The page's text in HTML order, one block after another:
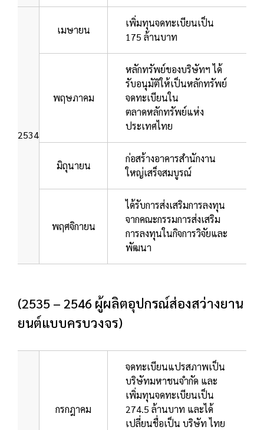
2534
เมษายน
เพิ่มทุนจดทะเบียนเป็น
175 ล้านบาท
พฤษภาคม
หลักทรัพย์ของบริษัทฯ ได้
รับอนุมัติให้เป็นหลักทรัพย์
จดทะเบียนใน
ตลาดหลักทรัพย์แห่ง
ประเทศไทย
มิถุนายน
ก่อสร้างอาคารสำนักงาน
ใหญ่เสร็จสมบูรณ์
พฤศจิกายน
ได้รับการส่งเสริมการลงทุน
จากคณะกรรมการส่งเสริม
การลงทุนในกิจการวิจัยและ
พัฒนา
(2535 – 2546 ผู้ผลิตอุปกรณ์ส่องสว่างยาน
ยนต์แบบครบวงจร)
กรกฎาคม
จดทะเบียนแปรสภาพเป็น
บริษัทมหาชนจำกัด และ
เพิ่มทุนจดทะเบียนเป็น
274.5 ล้านบาท และได้
เปลี่ยนชื่อเป็น บริษัท ไทย